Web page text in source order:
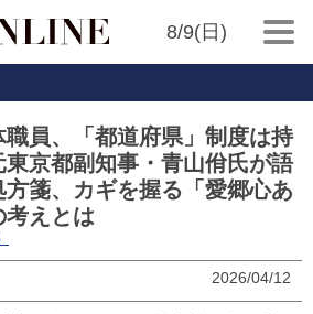
8/9(日)
員、「都道府県」制度は持
京都副知事・青山佾氏が語
箋、カギを握る「愛郷心あ
考えとは
2026/04/12